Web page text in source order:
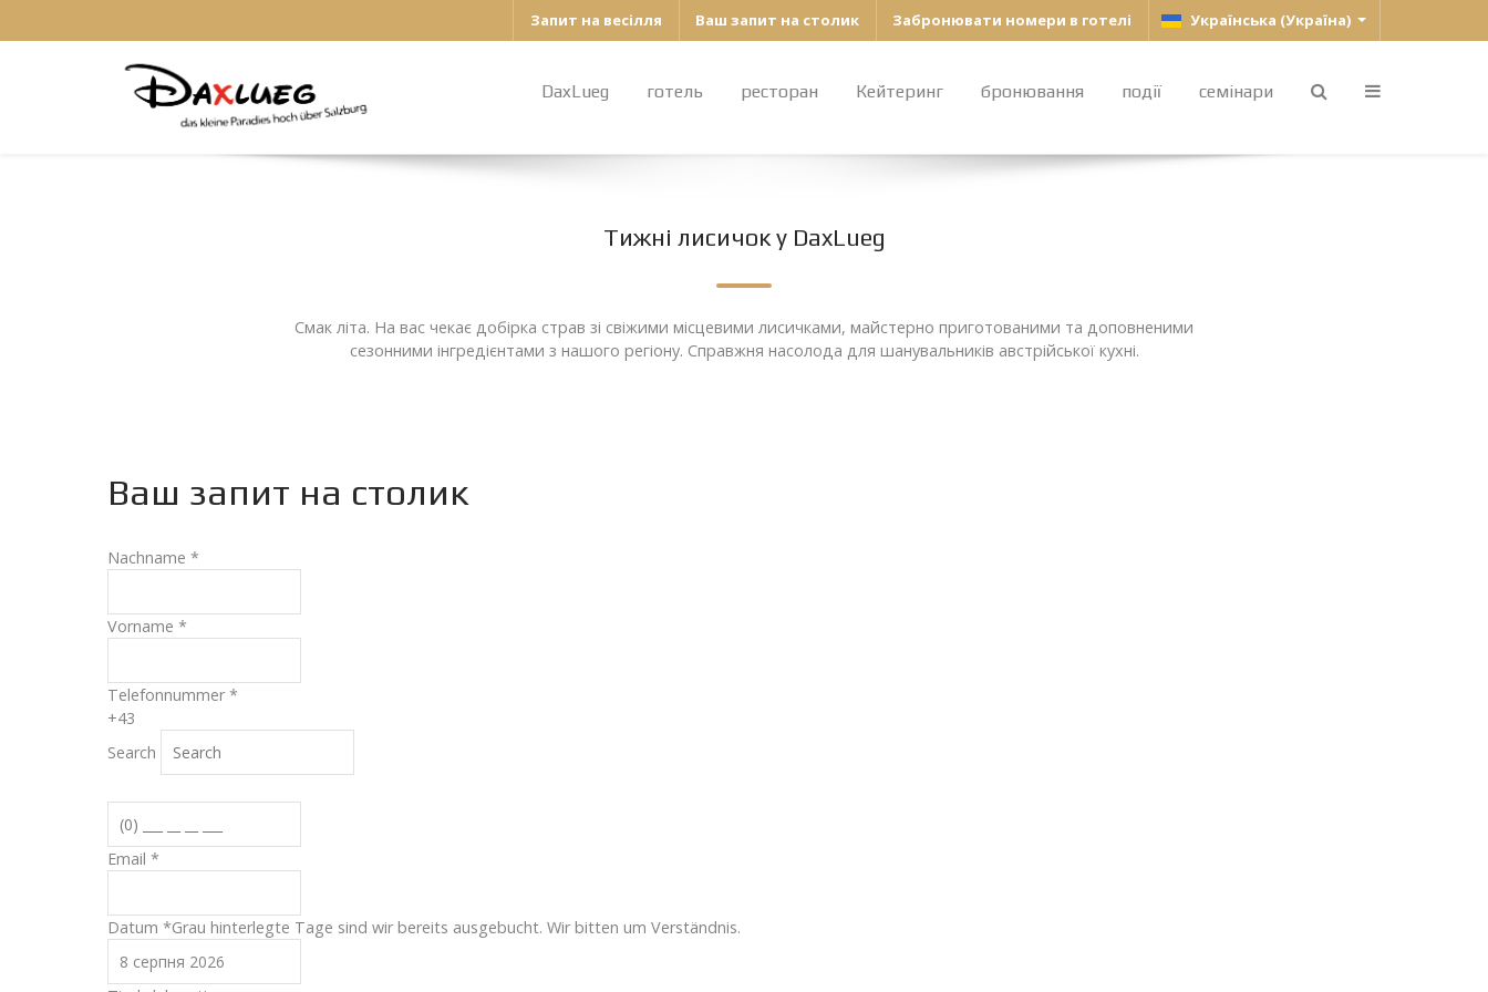
Запит на весілля Ваш запит на столик Забронювати номери в готелі Українська (Україна)
DaxLueg готель ресторан Кейтеринг бронювання події семінари
Тижні лисичок у DaxLueg
Смак літа. На вас чекає добірка страв зі свіжими місцевими лисичками, майстерно приготованими та доповненими
сезонними інгредієнтами з нашого регіону. Справжня насолода для шанувальників австрійської кухні.
Ваш запит на столик
Nachname *
Vorname *
Telefonnummer*
+43
Search
Email *
Datum *Grau hinterlegte Tage sind wir bereits ausgebucht. Wir bitten um Verständnis.